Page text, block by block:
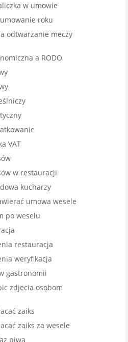
w umowie
roku
odtwarzanie meczy
a RODO
VAT
w restauracji
kucharzy
umowa wesele
po weselu
restauracja
weryfikacja
gastronomii
zdjecia osobom
zaiks
zaiks za wesele
piwa